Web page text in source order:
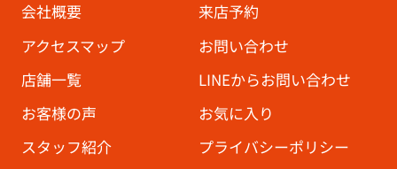
会社概要
来店予約
アクセスマップ
お問い合わせ
店舗一覧
LINEからお問い合わせ
お客様の声
お気に入り
スタッフ紹介
プライバシーポリシー